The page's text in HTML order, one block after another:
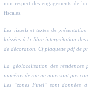
non-respect des engagements de
fiscales.
Les visuels et textes de
laissées à la libre interprétation des
de décoration. Cf plaquette pdf de
La géolocalisation des
numéros de rue ne nous sont pas
Les "zones Pinel" sont données